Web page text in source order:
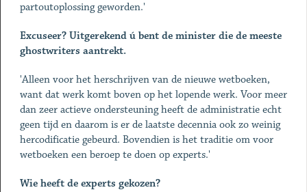
partoutoplossing geworden.'
Excuseer? Uitgerekend ú bent de minister die de meeste
ghostwriters aantrekt.
'Alleen voor het herschrijven van de nieuwe wetboeken,
want dat werk komt boven op het lopende werk. Voor meer
dan zeer actieve ondersteuning heeft de administratie echt
geen tijd en daarom is er de laatste decennia ook zo weinig
hercodificatie gebeurd. Bovendien is het traditie om voor
wetboeken een beroep te doen op experts.'
Wie heeft de experts gekozen?